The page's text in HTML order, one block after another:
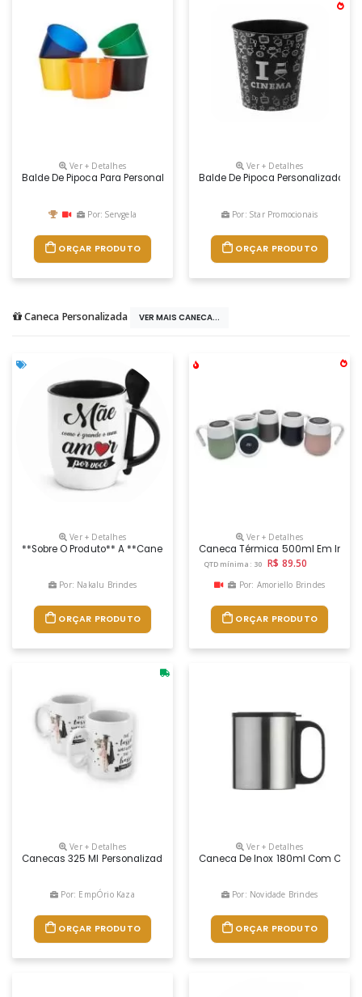
Ver + Detalhes
Balde De Pipoca Para Personalizar A Logomarca Em Silkscreen Em
Por: Servgela
ORÇAR PRODUTO
Ver + Detalhes
Balde De Pipoca Personalizado
Por: Star Promocionais
ORÇAR PRODUTO
Caneca Personalizada VER MAIS CANECA...
Ver + Detalhes
**sobre O Produto** A **caneca De Cerâmica Personalizada** É Uma
Por: Nakalu Brindes
ORÇAR PRODUTO
Ver + Detalhes
Caneca Térmica 500ml Em Inox
QTD mínima: 30 R$ 89.50
Por: Amoriello Brindes
ORÇAR PRODUTO
Ver + Detalhes
Canecas 325 Ml Personalizadas
Por: EmpÓrio Kaza
ORÇAR PRODUTO
Ver + Detalhes
Caneca De Inox 180ml Com
Por: Novidade Brindes
ORÇAR PRODUTO